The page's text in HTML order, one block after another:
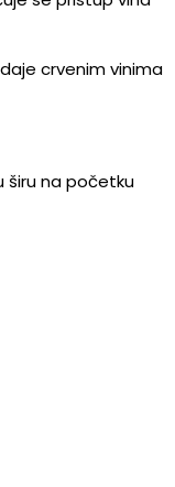
crvenim vinima
širu na početku